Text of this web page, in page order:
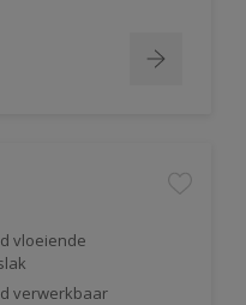
vloeiende
verwerkbaar